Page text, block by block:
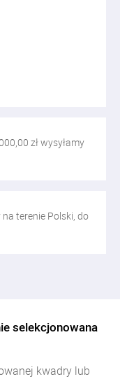
zł wysyłamy
terenie Polski, do
selekcjonowana
kwadry lub